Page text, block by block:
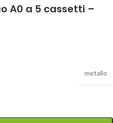
A0 a 5 cassetti –
metallo